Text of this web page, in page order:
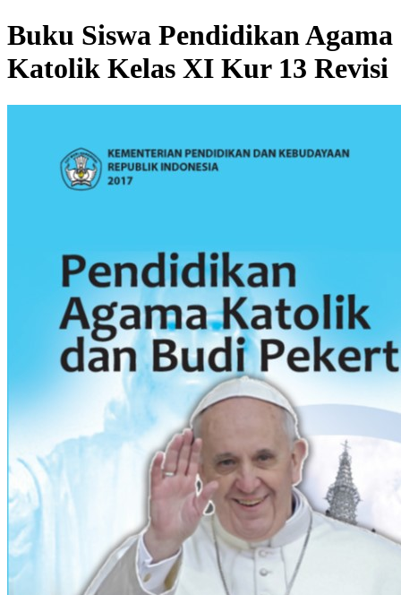
Buku Siswa Pendidikan Agama
Katolik Kelas XI Kur 13 Revisi